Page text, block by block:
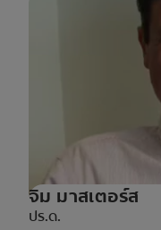
จิม มาสเตอร์ส
ปร.ด.